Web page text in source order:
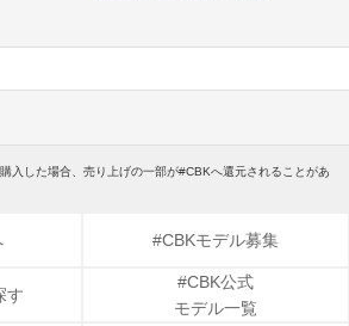
入した場合、売り上げの一部が#CBKへ還元されることがあ
#CBKモデル募集
す
#CBK公式
モデル一覧